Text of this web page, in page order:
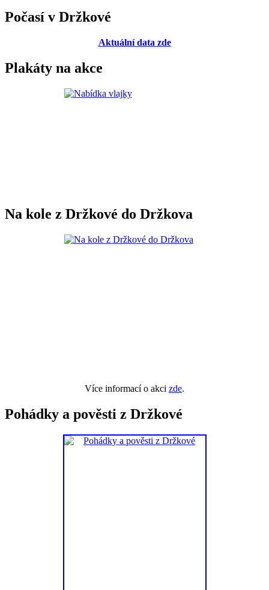
Počasí v Držkové
Aktuální data zde
Plakáty na akce
Na kole z Držkové do Držkova
Více informací o akci zde.
Pohádky a pověsti z Držkové